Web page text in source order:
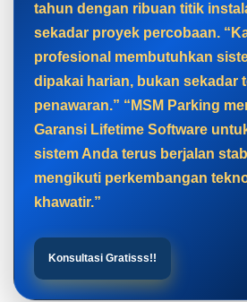
tahun dengan ribuan titik
sekadar proyek percobaan.
profesional membutuhkan
dipakai harian, bukan sekadar
penawaran.” “MSM Parking
Garansi Lifetime Software
sistem Anda terus berjalan
mengikuti perkembangan
khawatir.”
Konsultasi Gratisss!!